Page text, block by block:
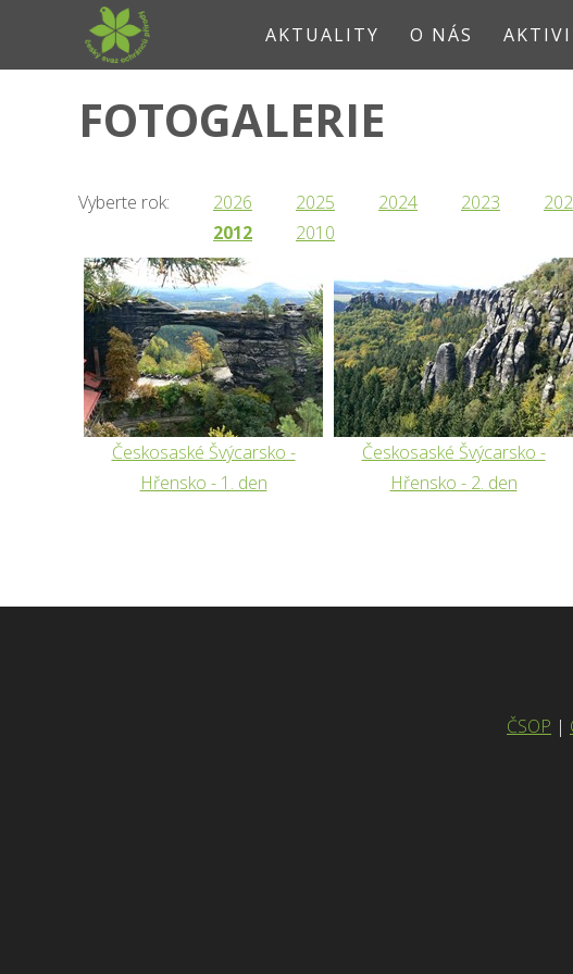
AKTUALITY O NÁS
FOTOGALERIE
Vyberte rok: 2026 2025 2024 2023
2012
2010
Českosaské Švýcarsko -
Hřensko - 1. den
Českosaské Švýcarsko -
Hřensko - 2. den
ČSOP |